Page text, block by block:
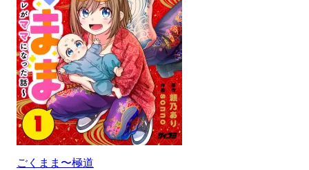
ごくまま〜極道